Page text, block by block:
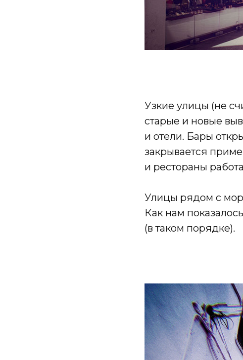
Узкие улицы (не
старые и новые
и отели. Бары
закрывается
и рестораны
Улицы рядом с
Как нам
(в таком порядке).